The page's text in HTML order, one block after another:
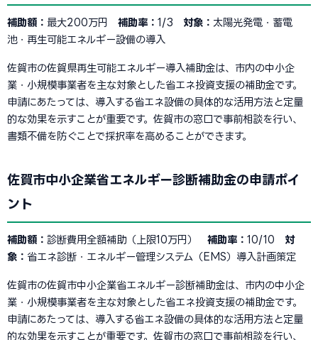
補助額： 最大200万円 補助率： 1/3 対象： 太陽光発電・蓄電
池・再生可能エネルギー設備の導入
佐賀市の佐賀県再生可能エネルギー導入補助金は、市内の中小企
業・小規模事業者を主な対象とした省エネ投資支援の補助金です。
申請にあたっては、導入する省エネ設備の具体的な活用方法と定量
的な効果を示すことが重要です。佐賀市の窓口で事前相談を行い、
書類不備を防ぐことで採択率を高めることができます。
佐賀市中小企業省エネルギー診断補助金の申請ポイ
ント
補助額： 診断費用全額補助（上限10万円） 補助率： 10/10 対
象： 省エネ診断・エネルギー管理システム（EMS）導入計画策定
佐賀市の佐賀市中小企業省エネルギー診断補助金は、市内の中小企
業・小規模事業者を主な対象とした省エネ投資支援の補助金です。
申請にあたっては、導入する省エネ設備の具体的な活用方法と定量
的な効果を示すことが重要です。佐賀市の窓口で事前相談を行い、